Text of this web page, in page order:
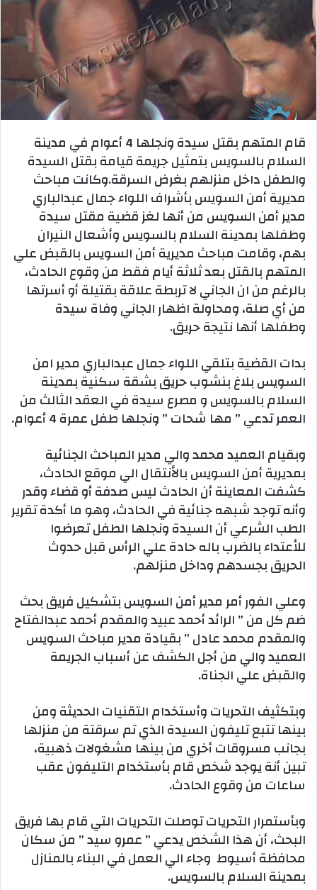
قام المتهم بقتل سيدة ونجلها 4 أعوام في مدينة
السلام بالسويس بتمثيل جريمة قيامة بقتل السيدة
والطفل داخل منزلهم بغرض السرقة.وكانت مباحث
مديرية أمن السويس بأشراف اللواء جمال عبدالباري
مدير أمن السويس من أنها لغز قضية مقتل سيدة
وطفلها بمدينة السلام بالسويس وأشعال النيران
بهم، وقامت مباحث مديرية أمن السويس بالقبض علي
المتهم بالقتل بعد ثلاثة أيام فقط من وقوع الحادث،
بالرغم من ان الجاني لا تربطة علاقة بقتيلة أو أسرتها
من أي صلة، ومحاولة اظهار الجاني وفاة سيدة
وطفلها أنها نتيجة حريق.
بدات القضية بتلقي اللواء جمال عبدالباري مدير امن
السويس بلاغ بنشوب حريق بشقة سكنية بمدينة
السلام بالسويس و مصرع سيدة في العقد الثالث من
العمر تدعي ” مها شحات ” ونجلها طفل عمرة 4 أعوام.
وبقيام العميد محمد والي مدير المباحث الجنائية
بمديرية أمن السويس بالأنتقال الي موقع الحادث،
كشفت المعاينة أن الحادث ليس صدفة أو قضاء وقدر
وأنه توجد شبهه جنائية في الحادث، وهو ما أكدة تقرير
الطب الشرعي أن السيدة ونجلها الطفل تعرضوا
للأعتداء بالضرب باله حادة علي الرأس قبل حدوث
الحريق بجسدهم وداخل منزلهم.
وعلي الفور أمر مدير أمن السويس بتشكيل فريق بحث
ضم كل من ” الرائد أحمد عبيد والمقدم أحمد عبدالفتاح
والمقدم محمد عادل ” بقيادة مدير مباحث السويس
العميد والي من أجل الكشف عن أسباب الجريمة
والقبض علي الجناة.
وبتكثيف التحريات وأستخدام التقنيات الحديثة ومن
بينها تتبع تليفون السيدة الذي تم سرقتة من منزلها
بجانب مسروقات أخري من بينها مشغولات ذهبية،
تبين أنة يوجد شخص قام بأستخدام التليفون عقب
ساعات من وقوع الحادث.
وبأستمرار التحريات توصلت التحريات التي قام بها فريق
البحث، أن هذا الشخص يدعي ” عمرو سيد ” من سكان
محافظة أسيوط وجاء الي العمل في البناء بالمنازل
بمدينة السلام بالسويس.